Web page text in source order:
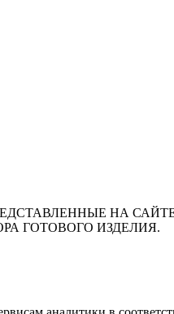
НА
ГОТОВОГО ИЗДЕЛИЯ.